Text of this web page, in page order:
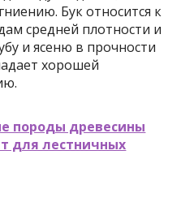
Бук относится к
средней плотности и
и ясеню в прочности
хорошей
породы древесины
для лестничных